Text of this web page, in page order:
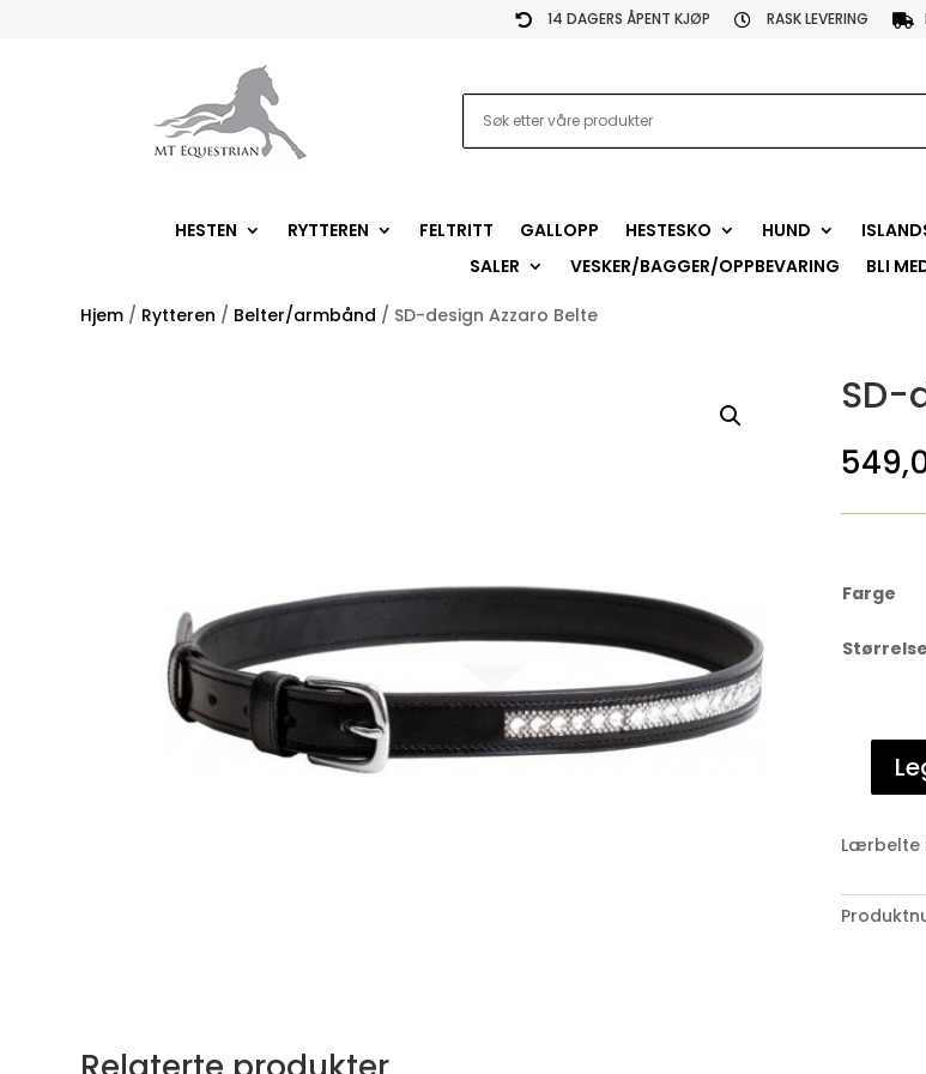
 14 DAGERS ÅPENT KJØP  RASK LEVERING 
HESTEN RYTTEREN FELTRITT GALLOPP HESTESKO HUND
SALER
VESKER/BAGGER/OPPBEVARING BLI
Hjem / Rytteren / Belter/armbånd / SD-design Azzaro Belte
SD-
Farge
Størrelse
Azzaro
antall
Lærbelte